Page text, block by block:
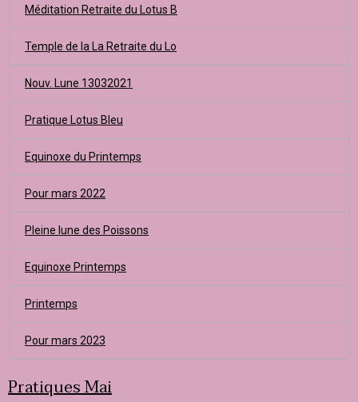
Méditation Retraite du Lotus B
Temple de la La Retraite du Lo
Nouv. Lune 13032021
Pratique Lotus Bleu
Equinoxe du Printemps
Pour mars 2022
Pleine lune des Poissons
Equinoxe Printemps
Printemps
Pour mars 2023
Pratiques Mai